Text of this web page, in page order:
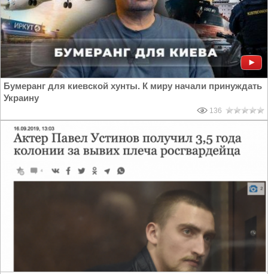
Бумеранг для киевской хунты. К миру начали принуждать
Украину
136